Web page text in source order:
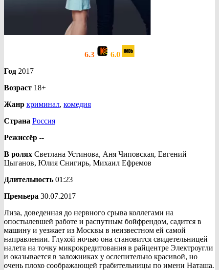
6.3
6.0
Год 2017
Возраст 18+
Жанр криминал, комедия
Страна Россия
Режиссёр --
В ролях Светлана Устинова, Аня Чиповская, Евгений
Цыганов, Юлия Снигирь, Михаил Ефремов
Длительность 01:23
Премьера 30.07.2017
Лиза, доведенная до нервного срыва коллегами на
опостылевшей работе и распутным бойфрендом, садится в
машину и уезжает из Москвы в неизвестном ей самой
направлении. Глухой ночью она становится свидетельницей
налета на точку микрокредитования в райцентре Электроугли
и оказывается в заложниках у ослепительно красивой, но
очень плохо соображающей грабительницы по имени Наташа.